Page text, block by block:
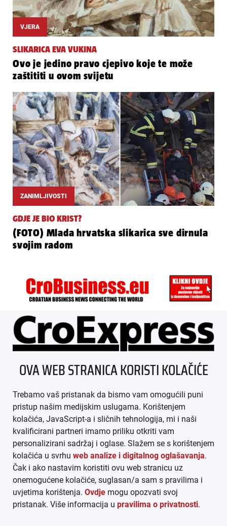
VJERA
SLIKARICA EVA VUKINA
Ovo je jedino pravo cjepivo koje te može
zaštititi u ovom svijetu
ZANIMLJIVOSTI
GDJE JE BIO KRIST?
(FOTO) Mlada hrvatska slikarica sve dirnula
svojim radom
ÜBER UNS
IMPRESSUM
AGB
DATENSCHUTZ
MEDIADATEN
ARHIVA (PDF)
OVA WEB STRANICA KORISTI KOLAČIĆE
Trebamo vaš pristanak da bismo vam omogućili puni
pristup našim medijskim uslugama. Korištenjem
kolačića, JavaScript-a i sličnih tehnologija, mi i naši
kvalificirani partneri imamo priliku otkriti vam
personalizirani sadržaj i oglase. Slažem se s korištenjem
kolačića u svrhu web analize i digitalnog oglašavanja.
Čak i ako nastavim koristiti ovu web stranicu uz
onemogućene kolačiće, suglasan/a sam s pravilima i
uvjetima korištenja. Ovdje mogu opozvati svoj
pristanak. Više informacija u pravilima o privatnosti.